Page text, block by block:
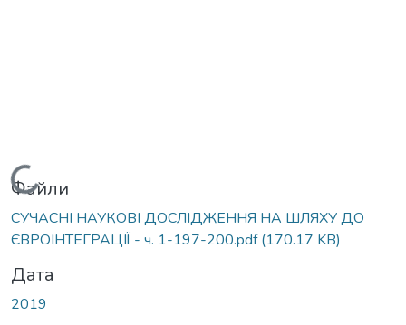
Вантажиться...
Файли
СУЧАСНІ НАУКОВІ ДОСЛІДЖЕННЯ НА ШЛЯХУ ДО
ЄВРОІНТЕГРАЦІЇ - ч. 1-197-200.pdf(170.17 KB)
Дата
2019